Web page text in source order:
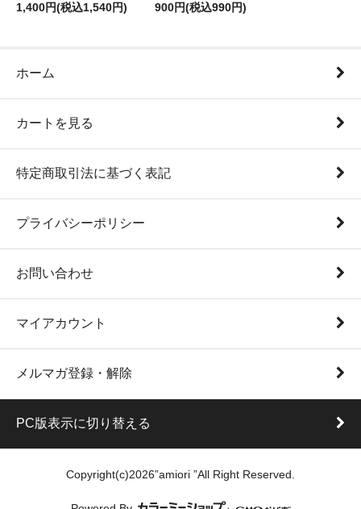
1,400円(税込1,540円)
900円(税込990円)
ホーム
カートを見る
特定商取引法に基づく表記
プライバシーポリシー
お問い合わせ
マイアカウント
メルマガ登録・解除
PC版表示に切り替える
Copyright(c)2026”amiori ”All Right Reserved.